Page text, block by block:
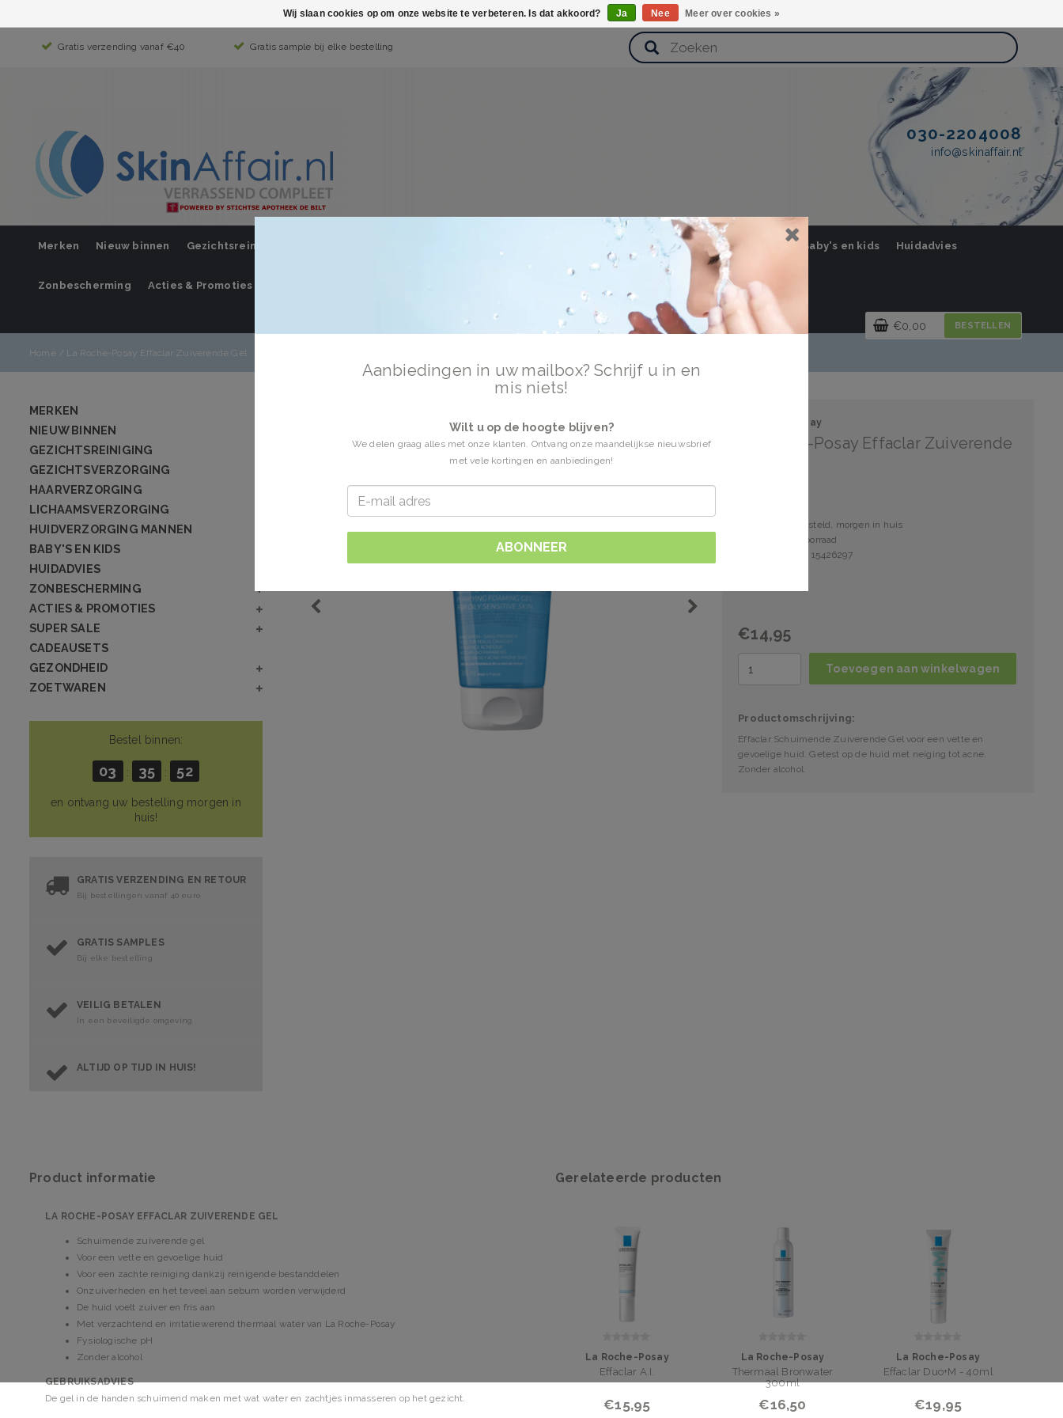
Gratis verzending vanaf €40 Gratis sample bij elke bestelling
030-2204008
info@skinaffair.nl
Merken Nieuw binnen Gezichtsreiniging Huidverzorging Mannen Baby's en kids Huidadvies
Zonbescherming Acties & Promoties
€0,00 BESTELLEN
Home/ La Roche-Posay Effaclar Zuiverende Gel
MERKEN
NIEUW BINNEN
GEZICHTSREINIGING
GEZICHTSVERZORGING
HAARVERZORGING
LICHAAMSVERZORGING
HUIDVERZORGING MANNEN
BABY'S EN KIDS
HUIDADVIES
ZONBESCHERMING
ACTIES & PROMOTIES
SUPER SALE
CADEAUSETS
GEZONDHEID
ZOETWAREN
Bestel binnen:
03 : 35 : 52
en ontvang uw bestelling morgen in
huis!
GRATIS VERZENDING EN RETOUR
Bij bestellingen vanaf 40 euro
GRATIS SAMPLES
Bij elke bestelling
VEILIG BETALEN
In een beveiligde omgeving
ALTIJD OP TIJD IN HUIS!
La Roche-Posay
La Roche-Posay Effaclar Zuiverende
Voor 15:00 besteld, morgen in huis
11 stuks op voorraad
Artikelnummer: 15426297
€14,95
Toevoegen aan winkelwagen
Productomschrijving:
Effaclar Schuimende Zuiverende Gel voor een vette en
gevoelige huid. Getest op de huid met neiging tot acne.
Zonder alcohol.
Product informatie
LA ROCHE-POSAY EFFACLAR ZUIVERENDE GEL
Schuimende zuiverende gel
Voor een vette en gevoelige huid
Voor een zachte reiniging dankzij reinigende bestanddelen
Onzuiverheden en het teveel aan sebum worden verwijderd
De huid voelt zuiver en fris aan
Met verzachtend en irritatiewerend thermaal water van La Roche-Posay
Fysiologische pH
Zonder alcohol
GEBRUIKSADVIES
De gel in de handen schuimend maken met wat water en zachtjes inmasseren op het gezicht.
Gerelateerde producten
La Roche-Posay
Effaclar A.I.
€15,95
La Roche-Posay
Thermaal Bronwater
300ml
€16,50
La Roche-Posay
Effaclar Duo+M - 40ml
€19,95
Aanbiedingen in uw mailbox? Schrijf u in en
mis niets!
Wilt u op de hoogte blijven?
We delen graag alles met onze klanten. Ontvang onze maandelijkse nieuwsbrief
met vele kortingen en aanbiedingen!
ABONNEER
Wij slaan cookies op om onze website te verbeteren. Is dat akkoord? Ja Nee Meer over cookies »